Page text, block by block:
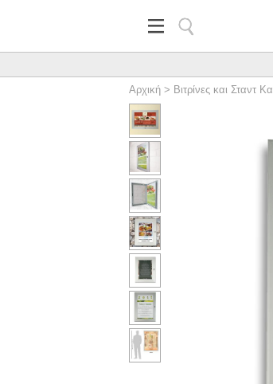
Αρχική > Βιτρίνες και Σταντ